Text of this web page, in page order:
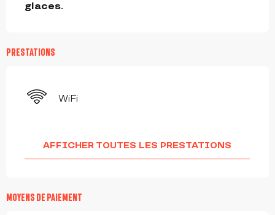
glaces.
PRESTATIONS
WiFi
AFFICHER TOUTES LES PRESTATIONS
MOYENS DE PAIEMENT